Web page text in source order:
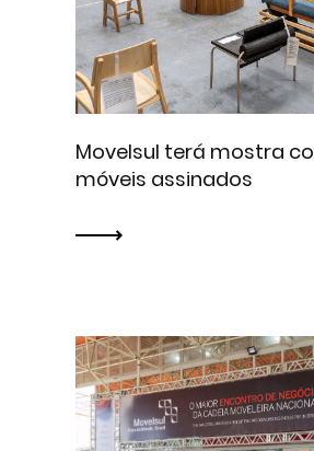
Movelsul terá mostra
móveis assinados